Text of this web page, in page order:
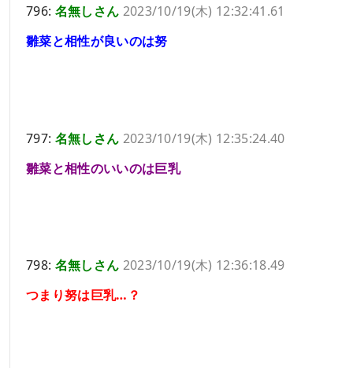
796: 名無しさん 2023/10/19(木) 12:32:41.61
雛菜と相性が良いのは努
797: 名無しさん 2023/10/19(木) 12:35:24.40
雛菜と相性のいいのは巨乳
798: 名無しさん 2023/10/19(木) 12:36:18.49
つまり努は巨乳…？